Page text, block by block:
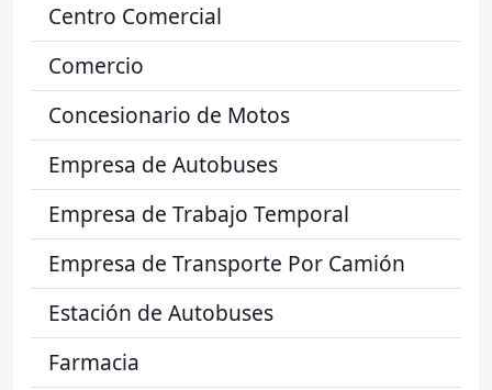
Centro Comercial
Comercio
Concesionario de Motos
Empresa de Autobuses
Empresa de Trabajo Temporal
Empresa de Transporte Por Camión
Estación de Autobuses
Farmacia